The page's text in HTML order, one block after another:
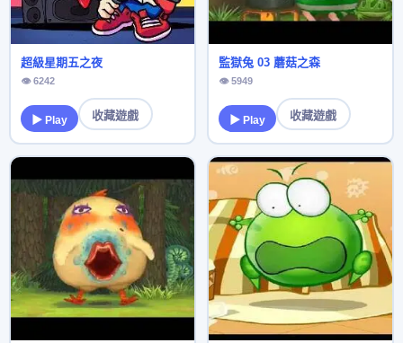
超級星期五之夜
👁 6242
▶ Play 收藏遊戲
監獄兔 03 蘑菇之森
👁 5949
▶ Play 收藏遊戲